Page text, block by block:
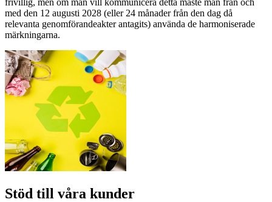
med den 12 augusti 2028 (eller 24 månader från den dag då
relevanta genomförandeakter antagits) använda de harmoniserade
märkningarna.
Stöd till våra kunder